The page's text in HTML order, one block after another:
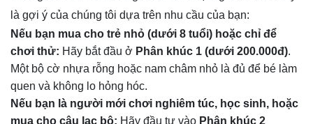
là gợi ý của chúng tôi dựa trên nhu cầu của bạn:
Nếu bạn mua cho trẻ nhỏ (dưới 8 tuổi) hoặc chỉ để
chơi thử: Hãy bắt đầu ở Phân khúc 1 (dưới 200.000đ).
Một bộ cờ nhựa rỗng hoặc nam châm nhỏ là đủ để bé làm
quen và không lo hỏng hóc.
Nếu bạn là người mới chơi nghiêm túc, học sinh, hoặc
mua cho câu lạc bộ: Hãy đầu tư vào Phân khúc 2